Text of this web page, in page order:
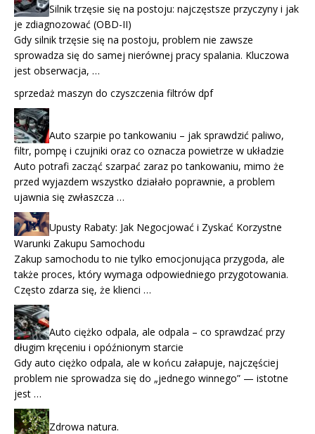
Silnik trzęsie się na postoju: najczęstsze przyczyny i jak
je zdiagnozować (OBD-II)
Gdy silnik trzęsie się na postoju, problem nie zawsze
sprowadza się do samej nierównej pracy spalania. Kluczowa
jest obserwacja, …
sprzedaż maszyn do czyszczenia filtrów dpf
Auto szarpie po tankowaniu – jak sprawdzić paliwo,
filtr, pompę i czujniki oraz co oznacza powietrze w układzie
Auto potrafi zacząć szarpać zaraz po tankowaniu, mimo że
przed wyjazdem wszystko działało poprawnie, a problem
ujawnia się zwłaszcza …
Upusty Rabaty: Jak Negocjować i Zyskać Korzystne
Warunki Zakupu Samochodu
Zakup samochodu to nie tylko emocjonująca przygoda, ale
także proces, który wymaga odpowiedniego przygotowania.
Często zdarza się, że klienci …
Auto ciężko odpala, ale odpala – co sprawdzać przy
długim kręceniu i opóźnionym starcie
Gdy auto ciężko odpala, ale w końcu załapuje, najczęściej
problem nie sprowadza się do „jednego winnego” — istotne
jest …
Zdrowa natura.